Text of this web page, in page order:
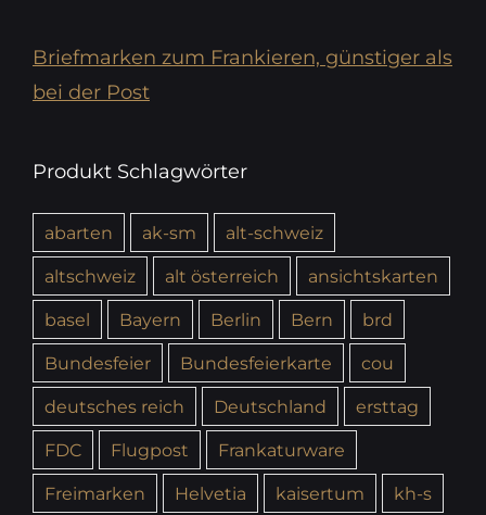
Briefmarken zum Frankieren, günstiger als
bei der Post
Produkt Schlagwörter
abarten ak-sm
alt-schweiz
altschweiz
alt österreich
ansichtskarten
basel
Bayern Berlin Bern
brd
Bundesfeier
Bundesfeierkarte
cou
deutsches reich
Deutschland
ersttag
FDC
Flugpost
Frankaturware
Freimarken
Helvetia kaisertum
kh-s